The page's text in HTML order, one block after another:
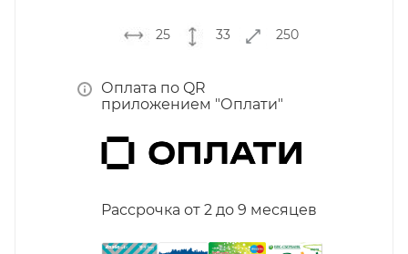
25 33 250
Оплата по QR
приложением "Оплати"
Рассрочка от 2 до 9 месяцев